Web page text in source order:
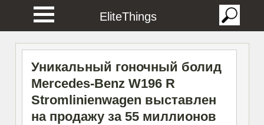
EliteThings
Уникальный гоночный болид
Mercedes-Benz W196 R
Stromlinienwagen выставлен
на продажу за 55 миллионов